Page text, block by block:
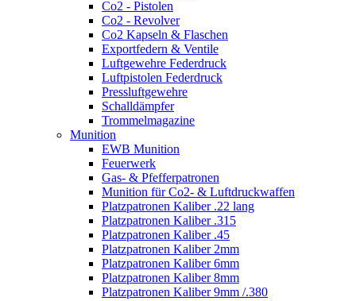
Co2 - Pistolen
Co2 - Revolver
Co2 Kapseln & Flaschen
Exportfedern & Ventile
Luftgewehre Federdruck
Luftpistolen Federdruck
Pressluftgewehre
Schalldämpfer
Trommelmagazine
Munition
EWB Munition
Feuerwerk
Gas- & Pfefferpatronen
Munition für Co2- & Luftdruckwaffen
Platzpatronen Kaliber .22 lang
Platzpatronen Kaliber .315
Platzpatronen Kaliber .45
Platzpatronen Kaliber 2mm
Platzpatronen Kaliber 6mm
Platzpatronen Kaliber 8mm
Platzpatronen Kaliber 9mm /.380